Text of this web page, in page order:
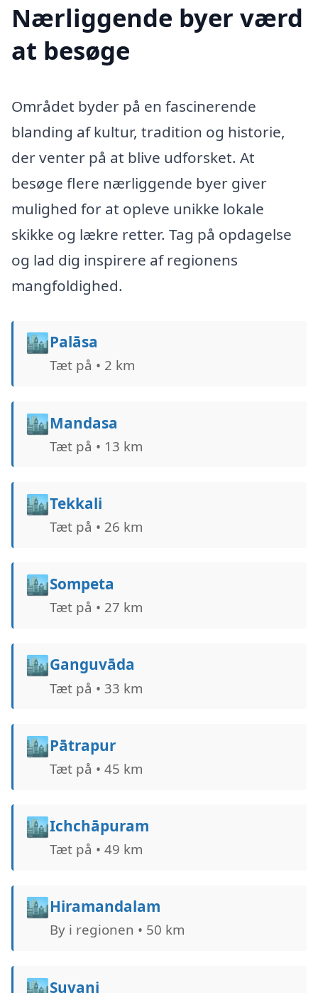
Nærliggende byer værd
at besøge
Området byder på en fascinerende
blanding af kultur, tradition og historie,
der venter på at blive udforsket. At
besøge flere nærliggende byer giver
mulighed for at opleve unikke lokale
skikke og lækre retter. Tag på opdagelse
og lad dig inspirere af regionens
mangfoldighed.
🏙️Palāsa
Tæt på • 2 km
🏙️Mandasa
Tæt på • 13 km
🏙️Tekkali
Tæt på • 26 km
🏙️Sompeta
Tæt på • 27 km
🏙️Ganguvāda
Tæt på • 33 km
🏙️Pātrapur
Tæt på • 45 km
🏙️Ichchāpuram
Tæt på • 49 km
🏙️Hiramandalam
By i regionen • 50 km
🏙️Suvani